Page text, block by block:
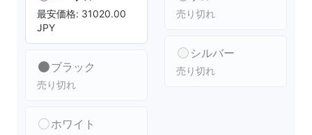
最安価格: 31020.00
JPY
ブラック
売り切れ
ホワイト
売り切れ
シルバー
売り切れ